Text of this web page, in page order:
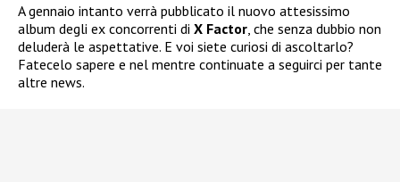
A gennaio intanto verrà pubblicato il nuovo attesissimo
album degli ex concorrenti di X Factor , che senza dubbio non
deluderà le aspettative. E voi siete curiosi di ascoltarlo?
Fatecelo sapere e nel mentre continuate a seguirci per tante
altre news.